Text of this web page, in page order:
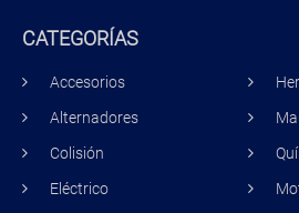
CATEGORÍAS
Accesorios
Alternadores
Colisión
Eléctrico